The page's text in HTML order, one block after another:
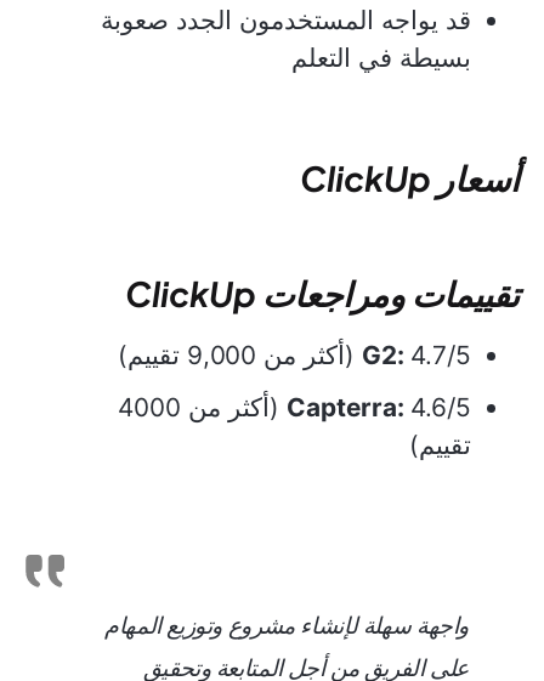
قد يواجه المستخدمون الجدد صعوبة
بسيطة في التعلم
أسعار ClickUp
تقييمات ومراجعات ClickUp
G2: 4.7/5 (أكثر من 9,000 تقييم)
Capterra:
4.6/5 (أكثر من 4000
تقييم)
واجهة سهلة لإنشاء مشروع وتوزيع المهام
على الفريق من أجل المتابعة وتحقيق